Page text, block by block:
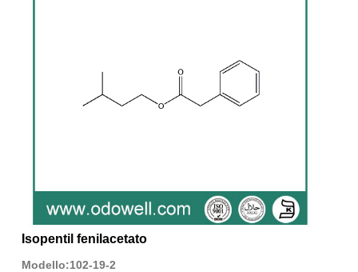
Isopentil fenilacetato
Modello:102-19-2